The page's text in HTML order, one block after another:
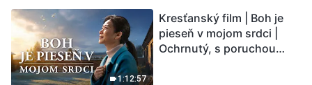
1:12:57
Kresťanský film | Boh je
pieseň v mojom srdci |
Ochrnutý, s poruchou